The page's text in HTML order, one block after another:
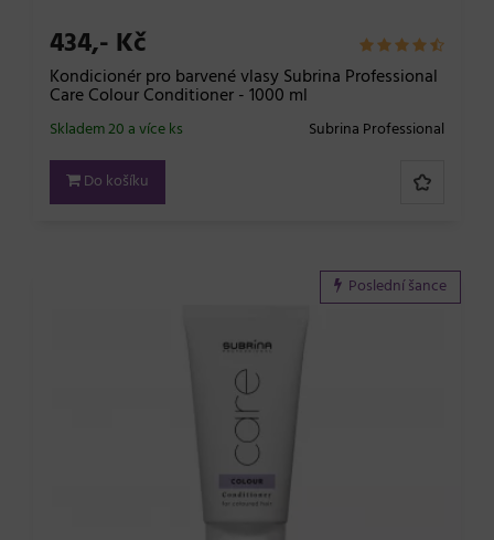
434,- Kč
Kondicionér pro barvené vlasy Subrina Professional
Care Colour Conditioner - 1000 ml
Subrina Professional
Skladem 20 a více ks
Do košíku
Poslední šance